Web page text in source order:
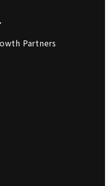
Partners